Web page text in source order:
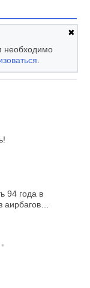
✖
необходимо
94 года в
аирбагов…
•